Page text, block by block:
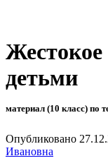
детьми
материал (10 класс) по
Опубликовано
Ивановна